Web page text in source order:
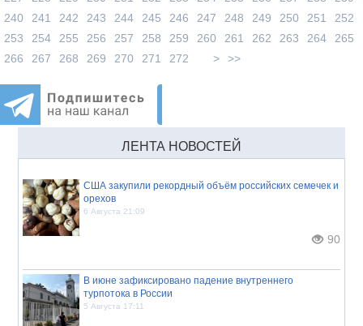
240
241 242 243 244 245 246 247 248 249 250 251
252
253
254 255 256 257 258 259 260 261 262 263 264
265
266
267 268 269 270 271 272 > >>
ЛЕНТА НОВОСТЕЙ
США закупили рекордный объём российских семечек и
орехов
6 Августа 21:09
90
В июне зафиксировано падение внутреннего
турпотока в России
5 Августа 17:11